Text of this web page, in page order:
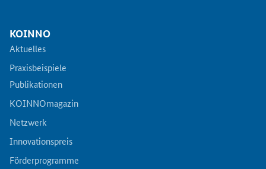
KOINNO
Aktuelles
Praxisbeispiele
Publikationen
KOINNOmagazin
Netzwerk
Innovationspreis
Förderprogramme